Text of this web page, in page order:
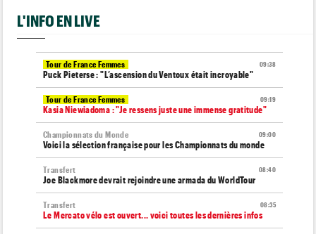
L'INFO EN LIVE
09:38
Tour de France Femmes
Puck Pieterse : "L’ascension du Ventoux était incroyable"
09:19
Tour de France Femmes
Kasia Niewiadoma : "Je ressens juste une immense gratitude"
09:00
Championnats du Monde
Voici la sélection française pour les Championnats du monde
08:40
Transfert
Joe Blackmore devrait rejoindre une armada du WorldTour
08:35
Transfert
Le Mercato vélo est ouvert... voici toutes les dernières infos